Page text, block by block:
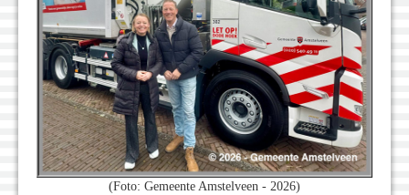
(Foto: Gemeente Amstelveen - 2026)